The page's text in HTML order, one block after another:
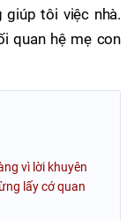
tôi việc nhà.
quan hệ mẹ con
vì lời khuyên
lấy cớ quan